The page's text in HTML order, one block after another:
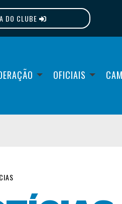
DO CLUBE
OFICIAIS